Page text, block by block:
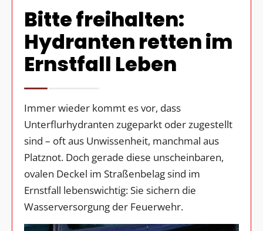
Bitte freihalten:
Hydranten retten im
Ernstfall Leben
Immer wieder kommt es vor, dass
Unterflurhydranten zugeparkt oder zugestellt
sind – oft aus Unwissenheit, manchmal aus
Platznot. Doch gerade diese unscheinbaren,
ovalen Deckel im Straßenbelag sind im
Ernstfall lebenswichtig: Sie sichern die
Wasserversorgung der Feuerwehr.